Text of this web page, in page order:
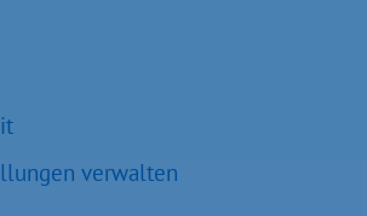
verwalten